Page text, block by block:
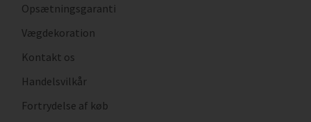
Opsætningsgaranti
Vægdekoration
Kontakt os
Handelsvilkår
Fortrydelse af køb